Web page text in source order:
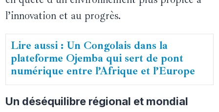
l’innovation et au progrès.
Lire aussi : Un Congolais dans la
plateforme Ojemba qui sert de pont
numérique entre l’Afrique et l’Europe
Un déséquilibre régional et mondial